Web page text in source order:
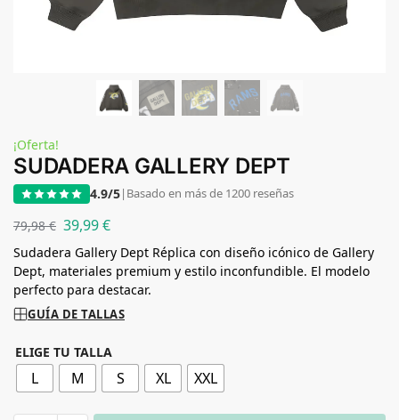
¡Oferta!
SUDADERA GALLERY DEPT
4.9/5| Basado en más de 1200 reseñas
79,98€ 39,99€
Sudadera Gallery Dept Réplica con diseño icónico de Gallery
Dept, materiales premium y estilo inconfundible. El modelo
perfecto para destacar.
GUÍA DE TALLAS
ELIGE TU TALLA
L M S XL XXL